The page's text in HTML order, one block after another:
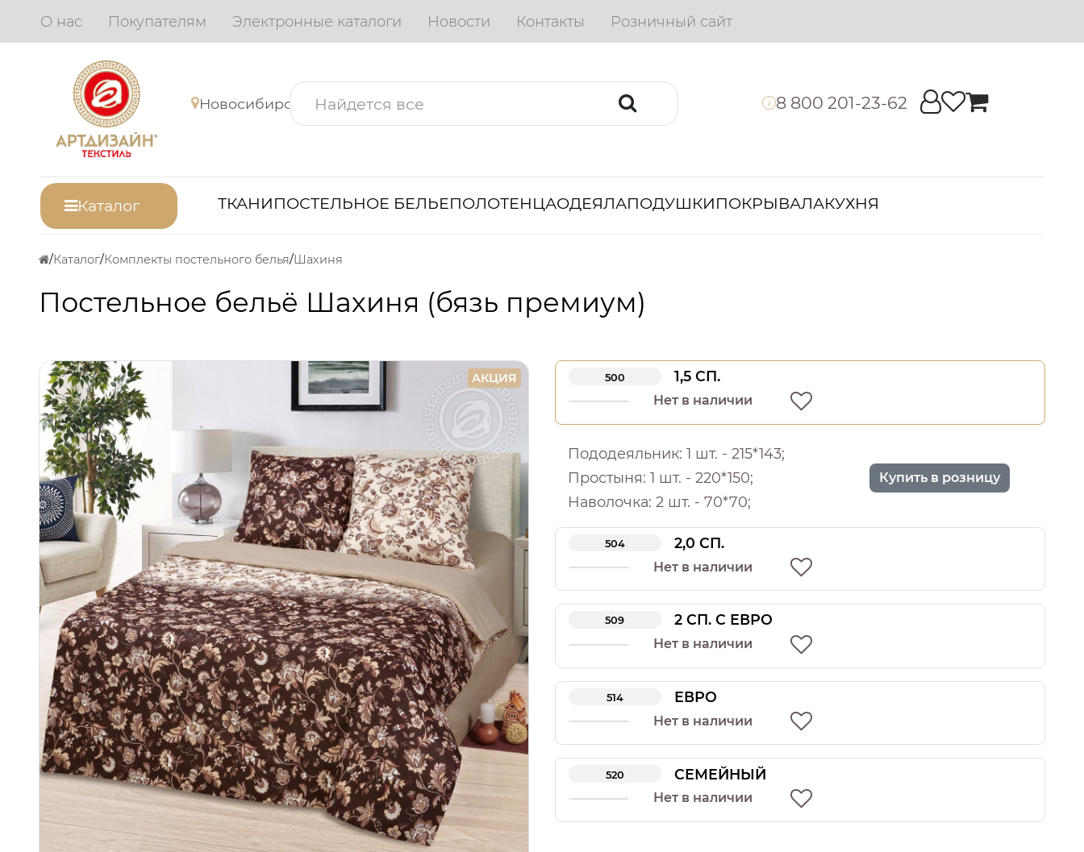
О нас Покупателям Электронные каталоги Новости Контакты Розничный сайт
Новосибирск i 8 800 201-23-62
Каталог ТКАНИПОСТЕЛЬНОЕ БЕЛЬЕПОЛОТЕНЦАОДЕЯЛАПОДУШКИПОКРЫВАЛАКУХНЯ
Каталог Комплекты постельного белья Шахиня
Постельное бельё Шахиня (бязь премиум)
АКЦИЯ 500 1,5 СП.
Нет в наличии
Пододеяльник: 1 шт. - 215*143;
Простыня: 1 шт. - 220*150;
Наволочка: 2 шт. - 70*70;
Купить в розницу
504 2,0 СП.
Нет в наличии
509 2 СП. С ЕВРО
Нет в наличии
514 ЕВРО
Нет в наличии
520 СЕМЕЙНЫЙ
Нет в наличии